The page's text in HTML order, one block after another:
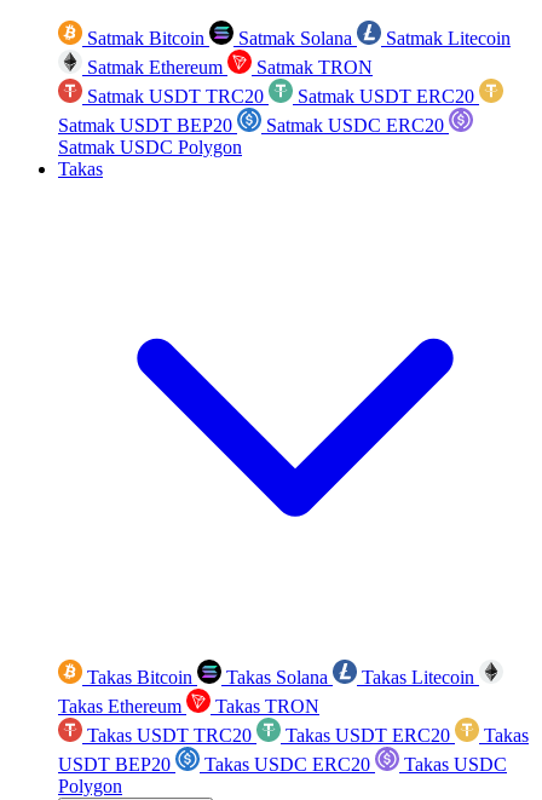
Satmak Bitcoin Satmak Solana
Satmak Litecoin
Satmak Ethereum
Satmak TRON
Satmak USDT TRC20
Satmak USDT ERC20
Satmak USDT BEP20
Satmak USDC ERC20
Satmak USDC Polygon
Takas
Takas Bitcoin Takas Solana
Takas Litecoin
Takas Ethereum
Takas TRON
Takas USDT TRC20
Takas USDT ERC20
Takas
USDT BEP20
Takas USDC ERC20
Takas USDC
Polygon